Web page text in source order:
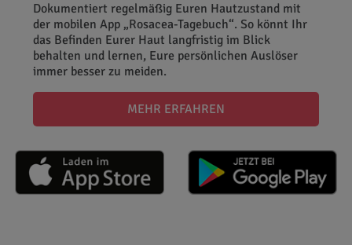
Dokumentiert regelmäßig Euren Hautzustand mit
der mobilen App „Rosacea-Tagebuch“. So könnt Ihr
das Befinden Eurer Haut langfristig im Blick
behalten und lernen, Eure persönlichen Auslöser
immer besser zu meiden.
MEHR ERFAHREN